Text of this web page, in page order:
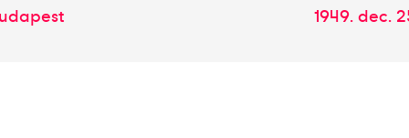
1949. dec.